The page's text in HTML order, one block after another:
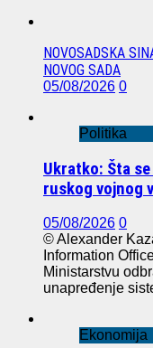
NOVOSADSKA
NOVOG SADA
05/08/2026 0
Politika
Ukratko: Šta
ruskog vojnog
05/08/2026 0
© Alexander
Information
Ministarstvu
unapređenje
Ekonomija